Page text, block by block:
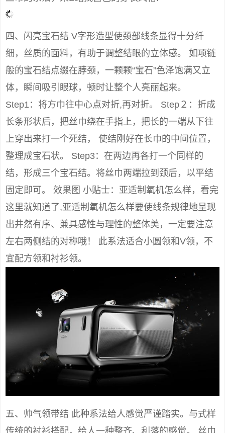
四、闪亮宝石结 V字形造型使颈部线条显得十分纤
细，丝质的面料，有助于调整结眼的立体感。 如项链
般的宝石结点缀在脖颈，一颗颗“宝石”色泽饱满又立
体，瞬间吸引眼球，顿时让整个人亮丽起来。
Step1：将方巾往中心点对折,再对折。 Step２：折成
长条形状后，把丝巾绕在手指上，把长的一端从下往
上穿出来打一个死结， 使结刚好在长巾的中间位置，
整理成宝石状。 Step3：在两边再各打一个同样的
结，形成三个宝石结。将丝巾两端拉到颈后，以平结
固定即可。 效果图 小贴士：亚适制氧机怎么样，看完
这里就知道了,亚适制氧机怎么样要使线条规律地呈现
出井然有序、兼具感性与理性的整体美，一定要注意
左右两侧结的对称哦！ 此系法适合小圆领和V领，不
宜配方领和衬衫领。
五、帅气领带结 此种系法给人感觉严谨踏实。与式样